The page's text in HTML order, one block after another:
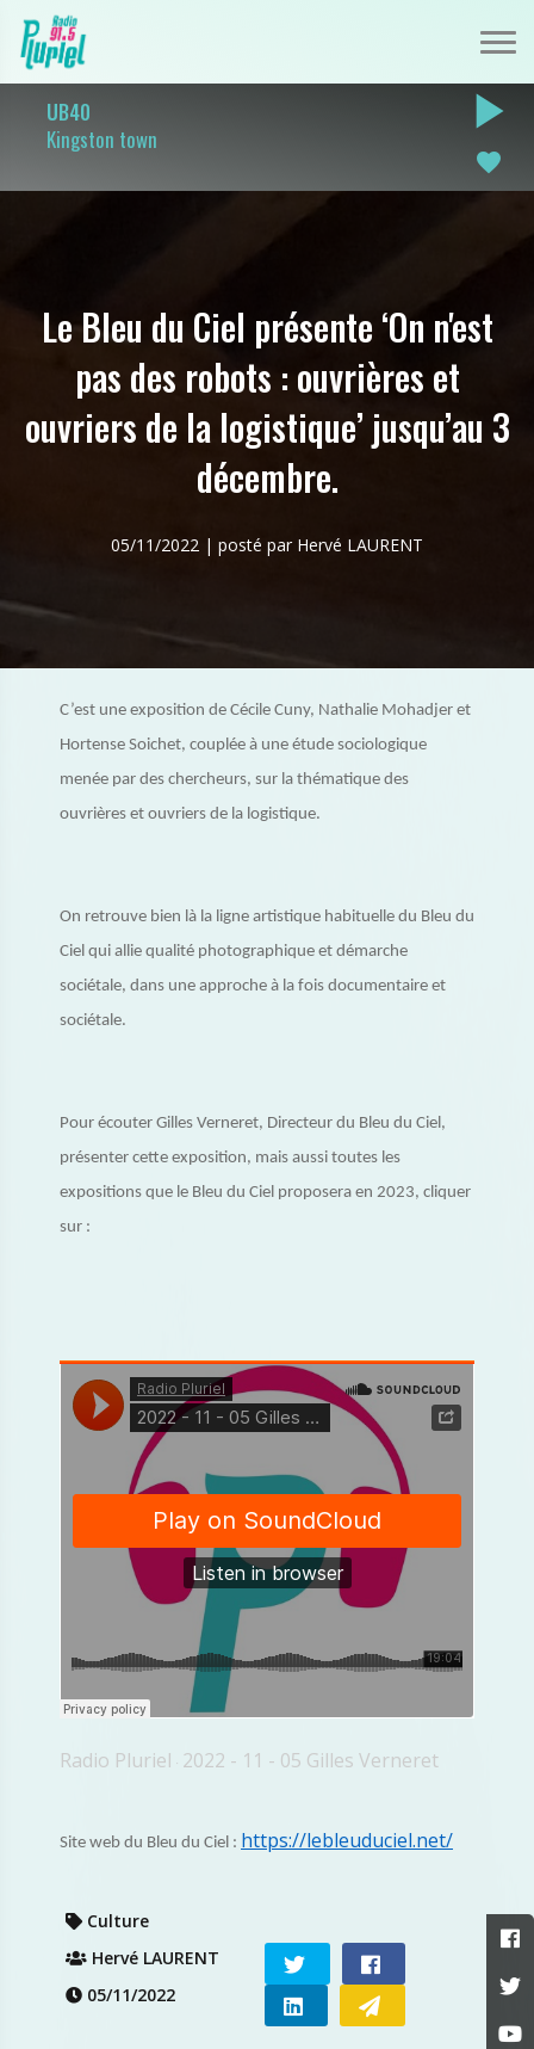
UB40
Kingston town
play_arrow
favorite
Le Bleu du Ciel présente ‘On n'est
pas des robots : ouvrières et
ouvriers de la logistique’ jusqu’au 3
décembre.
05/11/2022 | posté par Hervé LAURENT
C’est une exposition de Cécile Cuny, Nathalie Mohadjer et
Hortense Soichet, couplée à une étude sociologique
menée par des chercheurs, sur la thématique des
ouvrières et ouvriers de la logistique.
On retrouve bien là la ligne artistique habituelle du Bleu du
Ciel qui allie qualité photographique et démarche
sociétale, dans une approche à la fois documentaire et
sociétale.
Pour écouter Gilles Verneret, Directeur du Bleu du Ciel,
présenter cette exposition, mais aussi toutes les
expositions que le Bleu du Ciel proposera en 2023, cliquer
sur :
Radio Pluriel · 2022 - 11 - 05 Gilles Verneret
Site web du Bleu du Ciel : https://lebleuduciel.net/
Culture
Hervé LAURENT
05/11/2022